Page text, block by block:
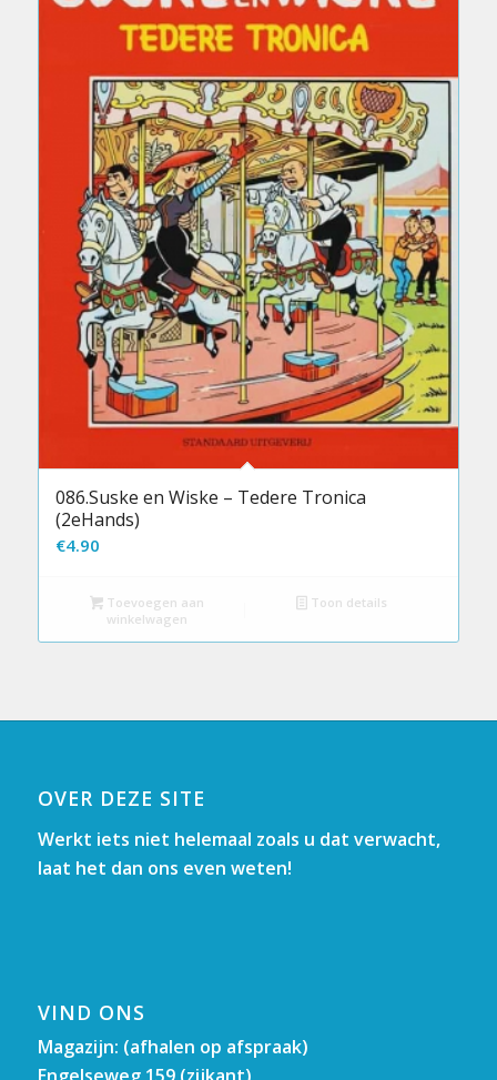
086.Suske en Wiske – Tedere Tronica
(2eHands)
€4.90
Toevoegen aan
winkelwagen
Toon details
OVER DEZE SITE
Werkt iets niet helemaal zoals u dat verwacht,
laat het dan ons even weten!
VIND ONS
Magazijn: (afhalen op afspraak)